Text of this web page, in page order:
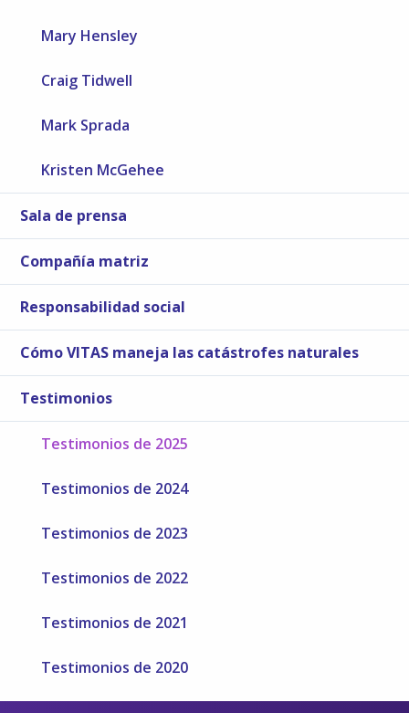
Mary Hensley
Craig Tidwell
Mark Sprada
Kristen McGehee
Sala de prensa
Compañía matriz
Responsabilidad social
Cómo VITAS maneja las catástrofes naturales
Testimonios
Testimonios de 2025
Testimonios de 2024
Testimonios de 2023
Testimonios de 2022
Testimonios de 2021
Testimonios de 2020